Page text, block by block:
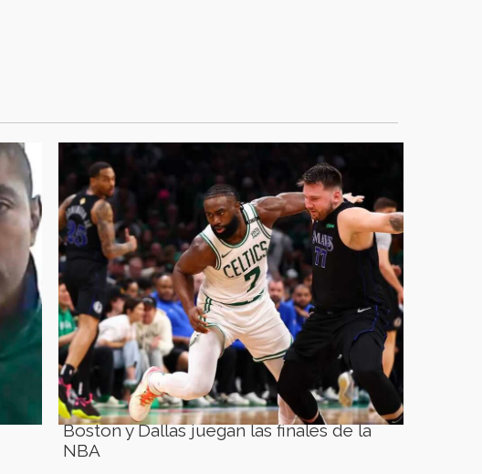
Boston y Dallas juegan las finales de la
NBA